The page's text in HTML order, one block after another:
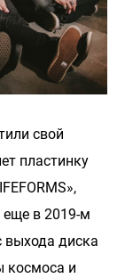
свой
пластинку
в 2019-м
выхода диска
космоса и